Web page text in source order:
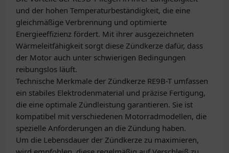
und der hohen Temperaturbeständigkeit, die eine
gleichmäßige Verbrennung und optimierte
Energieeffizienz fördert. Mit ihrer ausgezeichneten
Wärmeleitfähigkeit sorgt diese Zündkerze dafür, dass
der Motor auch unter schwierigen Bedingungen
reibungslos läuft.
Technische Merkmale der Zündkerze RE9B-T umfassen
ein stabiles Elektrodenmaterial und präzise Fertigung,
die eine optimale Zündleistung garantieren. Sie ist
kompatibel mit verschiedenen Motorradmodellen, die
spezielle Anforderungen an die Zündung haben.
Um die Lebensdauer der Zündkerze zu maximieren,